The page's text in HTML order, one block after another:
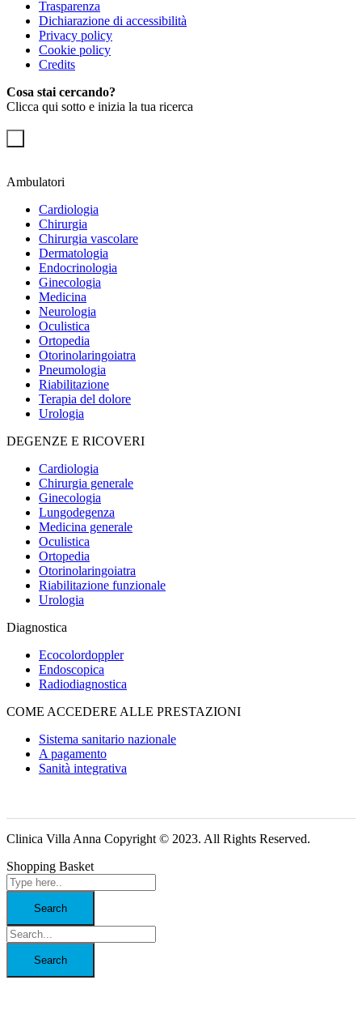
Trasparenza
Dichiarazione di accessibilità
Privacy policy
Cookie policy
Credits
Cosa stai cercando?
Clicca qui sotto e inizia la tua ricerca
Ambulatori
Cardiologia
Chirurgia
Chirurgia vascolare
Dermatologia
Endocrinologia
Ginecologia
Medicina
Neurologia
Oculistica
Ortopedia
Otorinolaringoiatra
Pneumologia
Riabilitazione
Terapia del dolore
Urologia
DEGENZE E RICOVERI
Cardiologia
Chirurgia generale
Ginecologia
Lungodegenza
Medicina generale
Oculistica
Ortopedia
Otorinolaringoiatra
Riabilitazione funzionale
Urologia
Diagnostica
Ecocolordoppler
Endoscopica
Radiodiagnostica
COME ACCEDERE ALLE PRESTAZIONI
Sistema sanitario nazionale
A pagamento
Sanità integrativa
Clinica Villa Anna Copyright © 2023. All Rights Reserved.
Shopping Basket